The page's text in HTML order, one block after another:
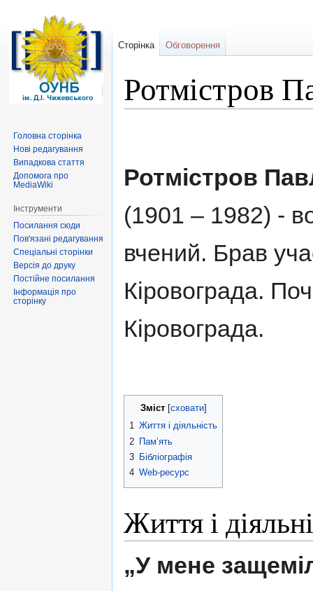
Ротмістров
Ротмістров
(1901 – 1982) -
вчений. Брав
Кіровограда.
Кіровограда.
Зміст
1 Життя і діяльність
2 Пам’ять
3 Бібліографія
4 Web-ресурс
Життя і
„У мене
Сторінка Обговорення
Головна сторінка
Нові редагування
Випадкова стаття
Допомога про
MediaWiki
Інструменти
Посилання сюди
Пов'язані редагування
Спеціальні сторінки
Версія до друку
Постійне посилання
Інформація про
сторінку